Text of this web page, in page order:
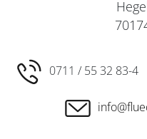
0711 / 55 32 83-4